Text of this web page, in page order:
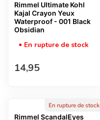
Rimmel Ultimate Kohl
Kajal Crayon Yeux
Waterproof - 001 Black
Obsidian
En rupture de stock
Prix normal
14,95
En rupture de stock
Rimmel ScandalEyes